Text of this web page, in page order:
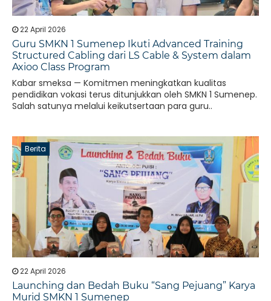
22 April 2026
Guru SMKN 1 Sumenep Ikuti Advanced Training
Structured Cabling dari LS Cable & System dalam
Axioo Class Program
Kabar smeksa — Komitmen meningkatkan kualitas
pendidikan vokasi terus ditunjukkan oleh SMKN 1 Sumenep.
Salah satunya melalui keikutsertaan para guru..
Berita
22 April 2026
Launching dan Bedah Buku “Sang Pejuang” Karya
Murid SMKN 1 Sumenep